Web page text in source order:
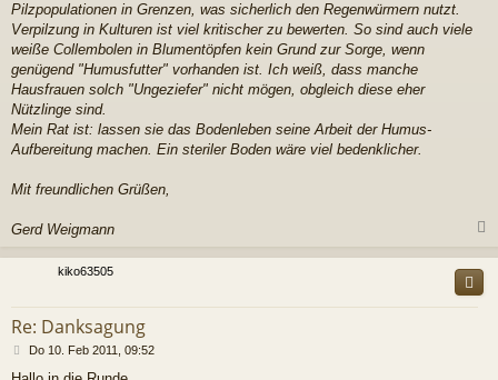
Pilzpopulationen in Grenzen, was sicherlich den Regenwürmern nutzt.
Verpilzung in Kulturen ist viel kritischer zu bewerten. So sind auch viele
weiße Collembolen in Blumentöpfen kein Grund zur Sorge, wenn
genügend "Humusfutter" vorhanden ist. Ich weiß, dass manche
Hausfrauen solch "Ungeziefer" nicht mögen, obgleich diese eher
Nützlinge sind.
Mein Rat ist: lassen sie das Bodenleben seine Arbeit der Humus-
Aufbereitung machen. Ein steriler Boden wäre viel bedenklicher.
Mit freundlichen Grüßen,
Gerd Weigmann
c
kiko63505
Re: Danksagung
BDo 10. Feb 2011, 09:52